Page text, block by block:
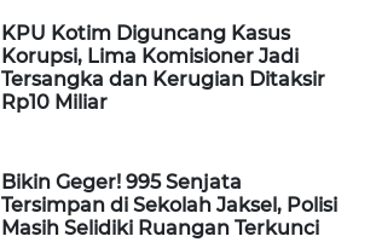
KPU Kotim Diguncang Kasus
Korupsi, Lima Komisioner Jadi
Tersangka dan Kerugian Ditaksir
Rp10 Miliar
Bikin Geger! 995 Senjata
Tersimpan di Sekolah Jaksel, Polisi
Masih Selidiki Ruangan Terkunci